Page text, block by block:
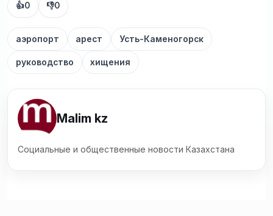
👍0 👎0
аэропорт арест Усть-Каменогорск
руководство хищения
Malim kz
Социальные и общественные новости Казахстана